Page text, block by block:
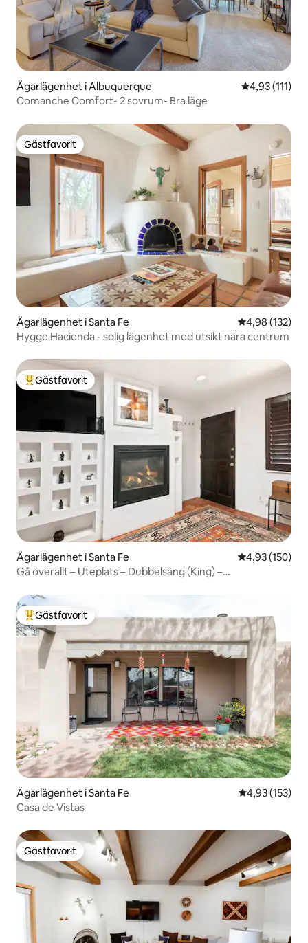
Ägarlägenhet i Albuquerque 4,93 av 5 i
4,93 (111)
Comanche Comfort- 2 sovrum- Bra läge
Gästfavorit
Gästfavorit
Ägarlägenhet i Santa Fe 4,98 av 5 i
4,98 (132)
Hygge Hacienda - solig lägenhet med utsikt nära centrum
Populär gästfavorit
Gästfavorit
Ägarlägenhet i Santa Fe 4,93 av 5 i
4,93 (150)
Gå överallt – Uteplats – Dubbelsäng (King) –
Populär gästfavorit
Gästfavorit
Ägarlägenhet i Santa Fe 4,93 av 5 i
4,93 (153)
Casa de Vistas
Gästfavorit
Gästfavorit